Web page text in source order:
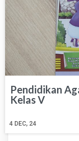
Pendidikan
Kelas V
4 DEC, 24